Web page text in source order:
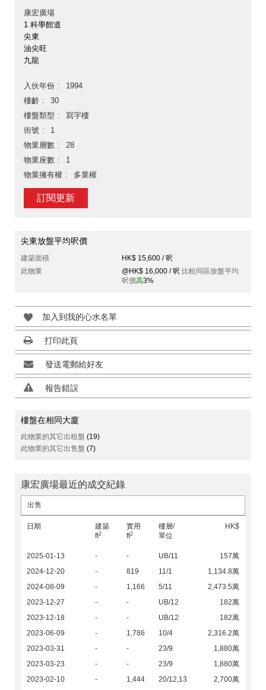
康宏廣場
1 科學館道
尖東
油尖旺
九龍
入伙年份
1994
樓齡
30
樓盤類型
寫字樓
街號
1
物業層數
28
物業座數
1
物業擁有權
多業權
訂閱更新
尖東放盤平均呎價
建築面積
HK$ 15,600 / 呎
此物業
@HK$ 16,000 / 呎 比較同區放盤平均
呎價高3%
加入到我的心水名單
打印此頁
發送電郵給好友
報告錯誤
樓盤在相同大廈
此物業的其它出租盤 (19)
此物業的其它出售盤 (7)
康宏廣場最近的成交紀錄
出售
日期
建築
ft2
實用
ft2
樓層/
單位
HK$
2025-01-13 - - UB/11
157萬
2024-12-20
- 819 11/1
1,134.8萬
2024-08-09
- 1,166 5/11
2,473.5萬
2023-12-27
- - UB/12
182萬
2023-12-18
- - UB/12
182萬
2023-06-09
- 1,786 10/4
2,316.2萬
2023-03-31
- - 23/9
1,880萬
2023-03-23
- - 23/9
1,880萬
2023-02-10
- 1,444 20/12,13
2,700萬